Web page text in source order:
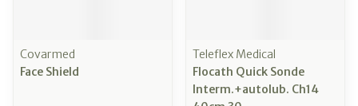
Covarmed
Face Shield
Teleflex Medical
Flocath Quick Sonde
Interm.+autolub. Ch14